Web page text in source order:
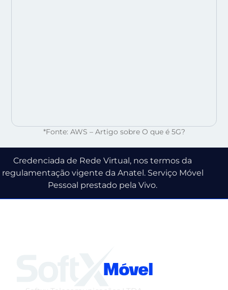
*Fonte: AWS – Artigo sobre O que é 5G?
Credenciada de Rede Virtual, nos termos da
regulamentação vigente da Anatel. Serviço Móvel
Pessoal prestado pela Vivo.